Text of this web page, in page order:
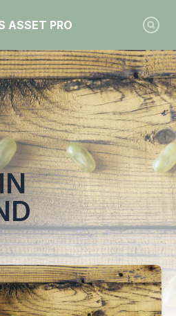
ASSET PRO
"Benjamin Bertrand"